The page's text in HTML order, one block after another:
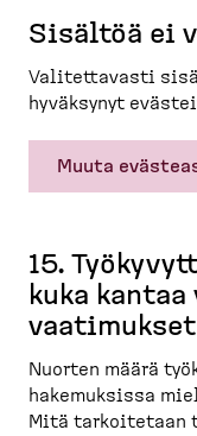
Sisältöä ei
Valitet­tavasti
hyväksynyt
Muuta
15.
kuka
Nuorten määrä
hakemuksissa
Mitä tarkoi­tetaan